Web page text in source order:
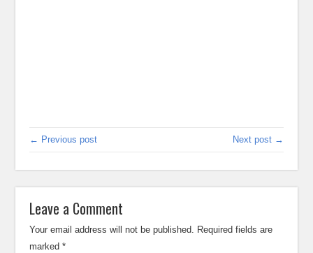
← Previous post Next post →
Leave a Comment
Your email address will not be published. Required fields are
marked*